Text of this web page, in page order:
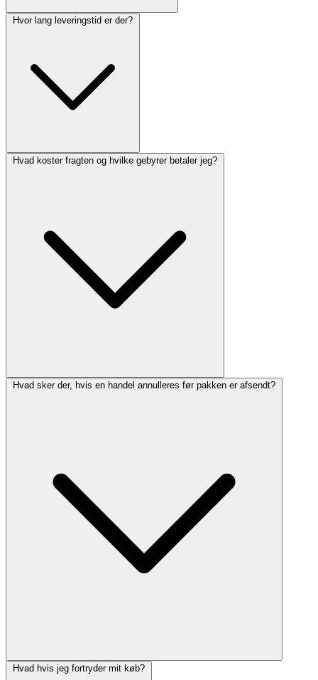
Hvor lang leveringstid er der?
Hvad koster fragten og hvilke gebyrer betaler jeg?
Hvad sker der, hvis en handel annulleres før pakken er afsendt?
Hvad hvis jeg fortryder mit køb?